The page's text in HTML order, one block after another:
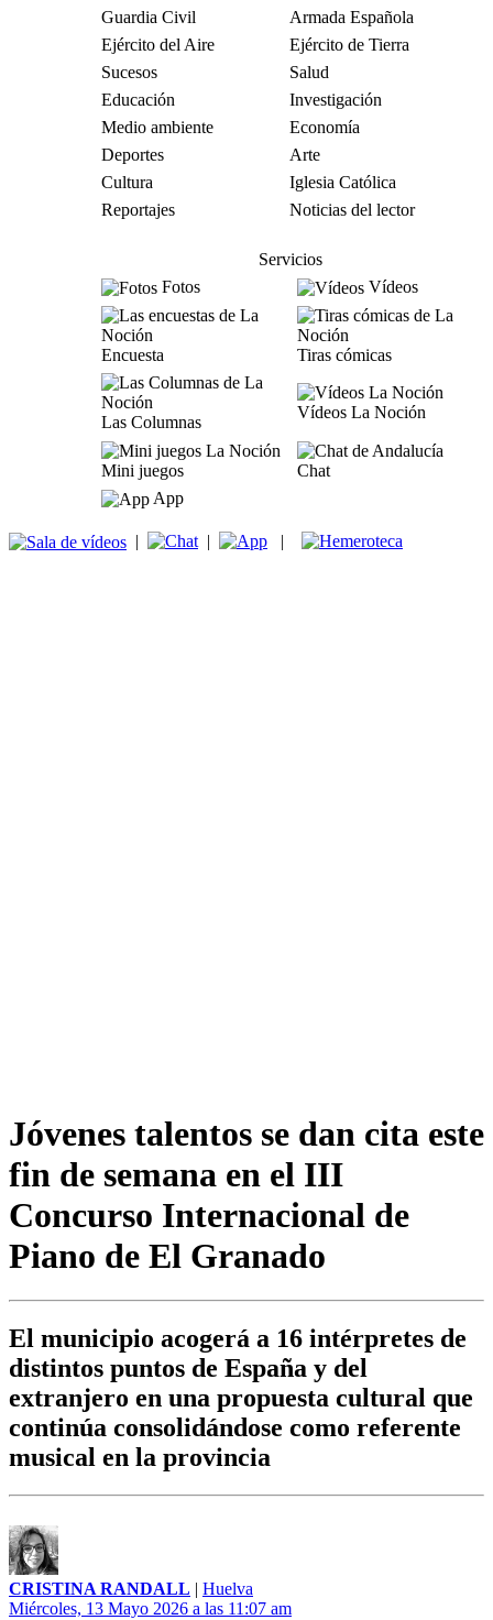
Guardia Civil
Armada Española
Ejército del Aire
Ejército de Tierra
Sucesos
Salud
Educación
Investigación
Medio ambiente
Economía
Deportes
Arte
Cultura
Iglesia Católica
Reportajes
Noticias del lector
Servicios
Fotos
Vídeos
Encuesta Tiras cómicas
Las Columnas
Vídeos La Noción
Mini juegos
Chat
App
| | |
Jóvenes talentos se dan cita este
fin de semana en el III
Concurso Internacional de
Piano de El Granado
El municipio acogerá a 16 intérpretes de
distintos puntos de España y del
extranjero en una propuesta cultural que
continúa consolidándose como referente
musical en la provincia
CRISTINA RANDALL | Huelva
Miércoles, 13 Mayo 2026 a las 11:07 am